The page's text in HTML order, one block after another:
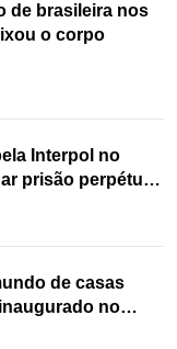
de brasileira nos
o corpo
Interpol no
prisão perpétua
de casas
no